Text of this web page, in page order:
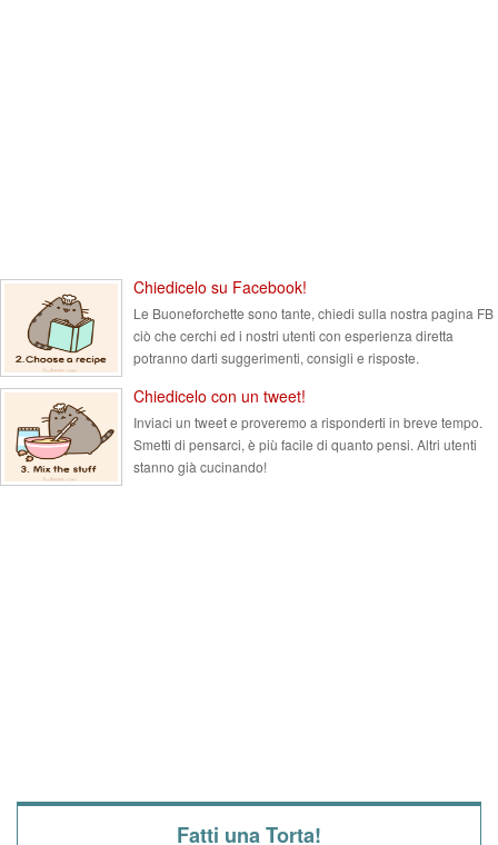
Chiedicelo su Facebook!
Le Buoneforchette sono tante, chiedi sulla nostra pagina FB
ciò che cerchi ed i nostri utenti con esperienza diretta
potranno darti suggerimenti, consigli e risposte.
Chiedicelo con un tweet!
Inviaci un tweet e proveremo a risponderti in breve tempo.
Smetti di pensarci, è più facile di quanto pensi. Altri utenti
stanno già cucinando!
Fatti una Torta!